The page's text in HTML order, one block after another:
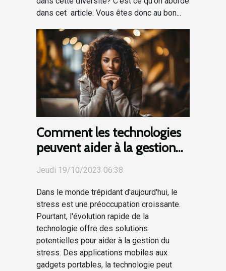
dans cet article. Vous êtes donc au bon...
Comment les technologies
peuvent aider à la gestion
Jeudi 19/10/2023 06:38
Dans le monde trépidant d'aujourd'hui, le
stress est une préoccupation croissante.
Pourtant, l'évolution rapide de la
technologie offre des solutions
potentielles pour aider à la gestion du
stress. Des applications mobiles aux
gadgets portables, la technologie peut